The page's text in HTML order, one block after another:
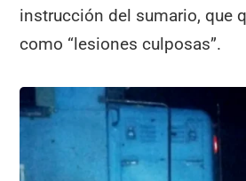
instrucción del sumario, que
como “lesiones culposas”.